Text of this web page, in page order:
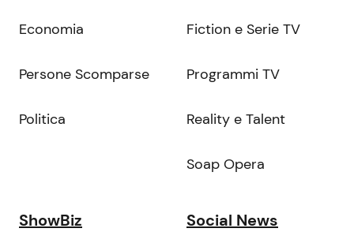
Economia
Persone Scomparse
Politica
Fiction e Serie TV
Programmi TV
Reality e Talent
Soap Opera
ShowBiz Social News